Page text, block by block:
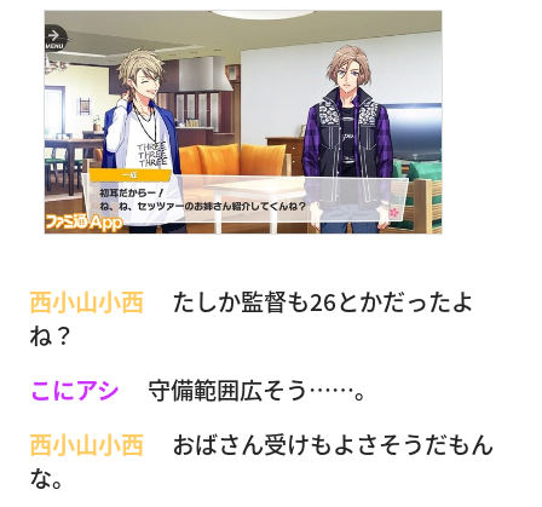
西小山小西
たしか監督も26とかだったよ
ね？
こにアシ
守備範囲広そう……。
西小山小西
おばさん受けもよさそうだもん
な。